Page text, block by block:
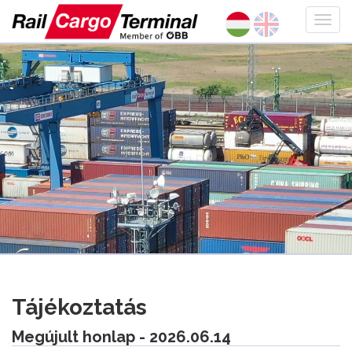
Tájékoztatás
Megújult honlap - 2026.06.14